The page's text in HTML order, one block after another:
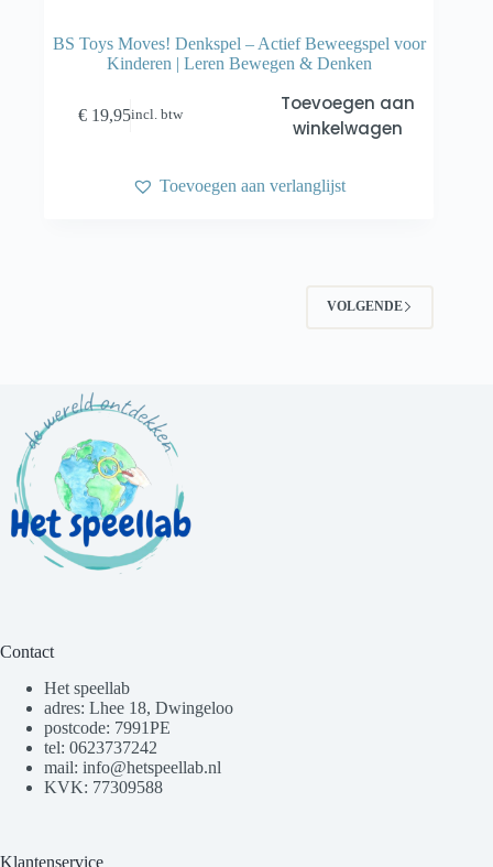
BS Toys Moves! Denkspel – Actief Beweegspel voor
Kinderen | Leren Bewegen & Denken
€ 19,95incl. btw
Toevoegen aan
winkelwagen
Toevoegen aan verlanglijst
VOLGENDE
Contact
Het speellab
adres: Lhee 18, Dwingeloo
postcode: 7991PE
tel: 0623737242
mail: info@hetspeellab.nl
KVK: 77309588
Klantenservice